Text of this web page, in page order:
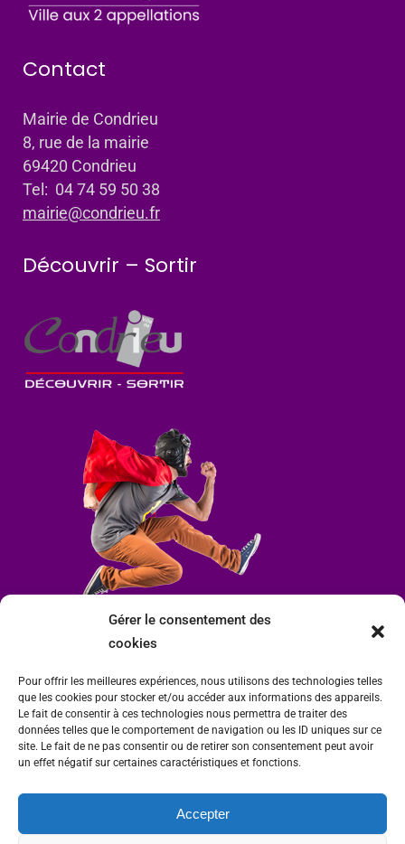
Gérer le consentement des
cookies
Pour offrir les meilleures expériences, nous utilisons des technologies telles
que les cookies pour stocker et/ou accéder aux informations des appareils.
Le fait de consentir à ces technologies nous permettra de traiter des
données telles que le comportement de navigation ou les ID uniques sur ce
site. Le fait de ne pas consentir ou de retirer son consentement peut avoir
un effet négatif sur certaines caractéristiques et fonctions.
Accepter
Contact
Mairie de Condrieu
8, rue de la mairie
69420 Condrieu
Tel: 04 74 59 50 38
mairie@condrieu.fr
Découvrir – Sortir